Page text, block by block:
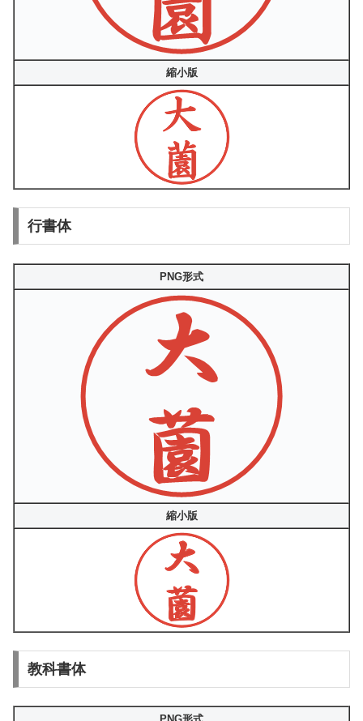
縮小版
行書体
PNG形式
縮小版
教科書体